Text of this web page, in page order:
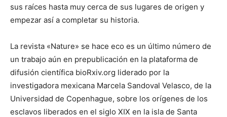
sus raíces hasta muy cerca de sus lugares de origen y
empezar así a completar su historia.
La revista «Nature» se hace eco es un último número de
un trabajo aún en prepublicación en la plataforma de
difusión científica bioRxiv.org liderado por la
investigadora mexicana Marcela Sandoval Velasco, de la
Universidad de Copenhague, sobre los orígenes de los
esclavos liberados en el siglo XIX en la isla de Santa